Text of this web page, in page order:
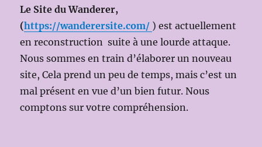
scène:Franco
ZEFFIRELLI,
dir.mus:
Omer
MEIR
WELLBER)
Le Site du Wanderer,
(https://wanderersite.com/ ) est actuellement
en reconstruction suite à une lourde attaque.
Nous sommes en train d’élaborer un nouveau
site, Cela prend un peu de temps, mais c’est un
mal présent en vue d’un bien futur. Nous
comptons sur votre compréhension.